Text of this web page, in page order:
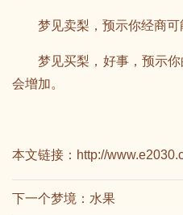
梦见卖梨，预示你经商可
梦见买梨，好事，预示你
会增加。
本文链接： http://
下一个梦境： 水果